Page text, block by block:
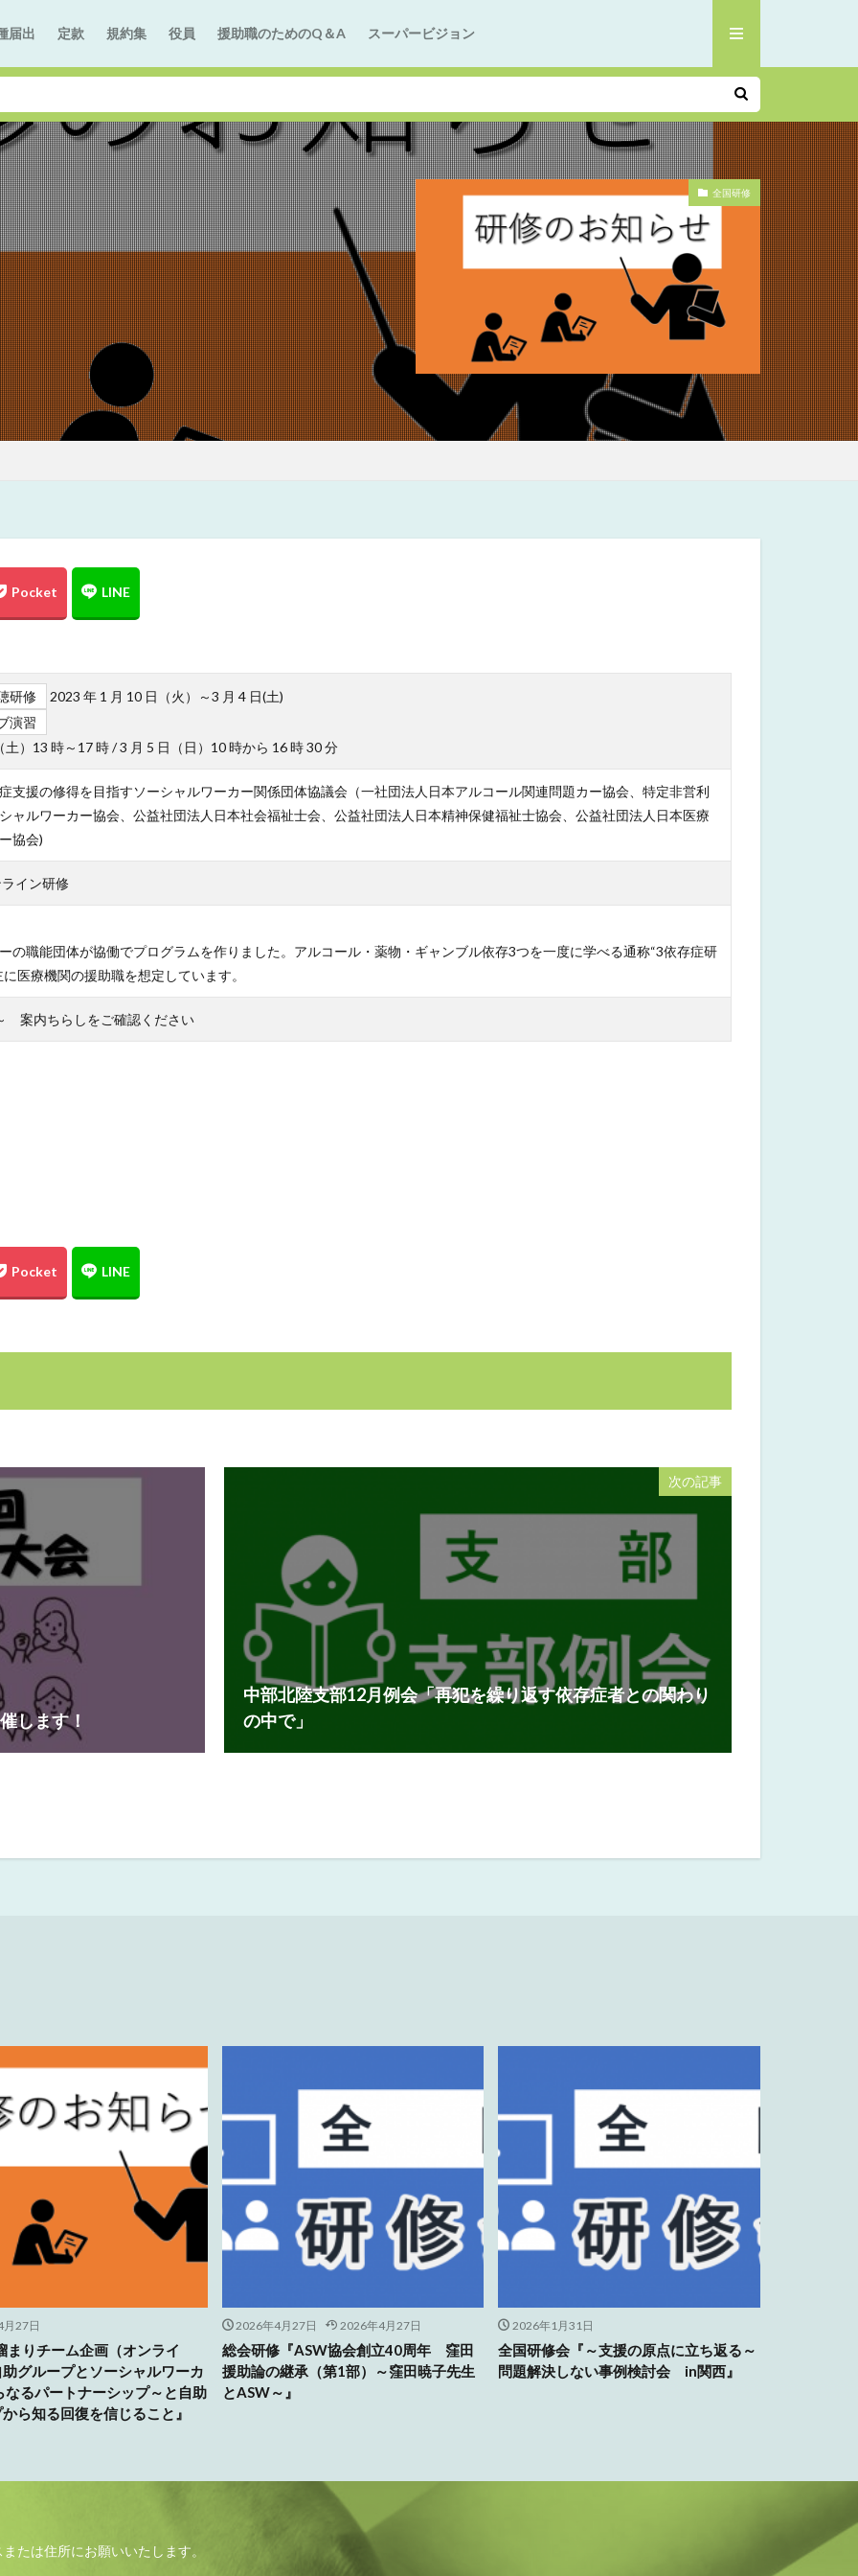
届出 定款 規約集 役員 援助職のためのQ＆A スーパービジョン
全国研修
研修
2023 年 1 月 10 日（火）～3 月 4 日(土)
演習
土）13 時～17 時 / 3 月 5 日（日）10 時から 16 時 30 分
支援の修得を目指すソーシャルワーカー関係団体協議会（一社団法人日本アルコール関連問題カー協会、特定非営利
ャルワーカー協会、公益社団法人日本社会福祉士会、公益社団法人日本精神保健福祉士協会、公益社団法人日本医療
協会)
イン研修
の職能団体が協働でプログラムを作りました。アルコール・薬物・ギャンブル依存3つを一度に学べる通称“3依存症研
医療機関の援助職を想定しています。
案内ちらしをご確認ください
します！
次の記事
中部北陸支部12月例会「再犯を繰り返す依存症者との関わり
の中で」
27日
まりチーム企画（オンライ
グループとソーシャルワーカ
なるパートナーシップ～と自助
ら知る回復を信じること』
2026年4月27日 2026年4月27日
総会研修『ASW協会創立40周年 窪田
援助論の継承（第1部）～窪田暁子先生
とASW～』
2026年1月31日
全国研修会『～支援の原点に立ち返る～
問題解決しない事例検討会 in関西』
たは住所にお願いいたします。